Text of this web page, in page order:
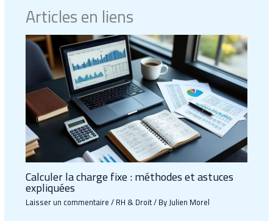
Articles en liens
Calculer la charge fixe : méthodes et astuces
expliquées
Laisser un commentaire/RH & Droit/ ByJulien Morel